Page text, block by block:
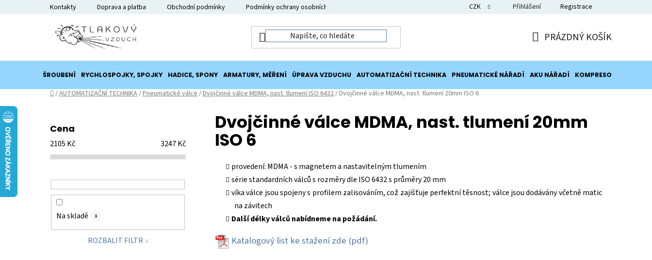
Kontakty Doprava a platba Obchodní podmínky Podmínky ochrany osobních údajů CZK Přihlášení Registrace
KOŠÍK
PRÁZDNÝ KOŠÍK
ŠROUBENÍ RYCHLOSPOJKY, SPOJKY HADICE, SPONY ARMATURY, MĚŘENÍ ÚPRAVA VZDUCHU AUTOMATIZAČNÍ TECHNIKA PNEUMATICKÉ NÁŘADÍ AKU NÁŘADÍ KOMPRESORY
Domů
/AUTOMATIZAČNÍ TECHNIKA/Pneumatické válce/Dvojčinné válce MDMA, nast. tlumení ISO 6432/Dvojčinné válce MDMA, nast. tlumení 20mm ISO 6
Cena
2105 Kč 3247Kč
Na skladě 1
ROZBALIT FILTR
Dvojčinné válce MDMA, nast. tlumení 20mm
ISO 6
provedení: MDMA - s magnetem a nastavitelným tlumením
série standardních válců s rozměry dle ISO 6432 s průměry 20 mm
víka válce jsou spojeny s profilem zalisováním, což zajišťuje perfektní těsnost; válce jsou dodávány včetně matic
na závitech
Další délky válců nabídneme na požádání.
Katalogový list ke stažení zde (pdf)